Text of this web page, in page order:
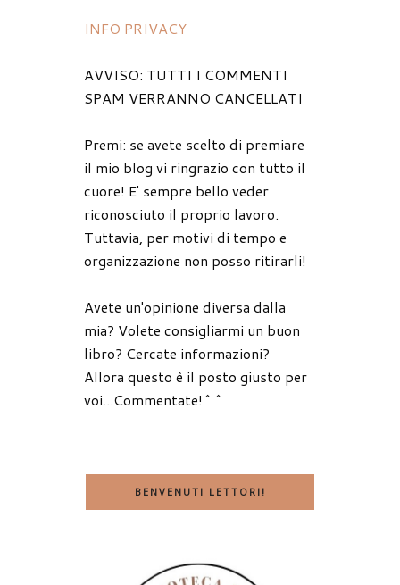
INFO PRIVACY
AVVISO: TUTTI I COMMENTI
SPAM VERRANNO CANCELLATI
Premi: se avete scelto di premiare
il mio blog vi ringrazio con tutto il
cuore! E' sempre bello veder
riconosciuto il proprio lavoro.
Tuttavia, per motivi di tempo e
organizzazione non posso ritirarli!
Avete un'opinione diversa dalla
mia? Volete consigliarmi un buon
libro? Cercate informazioni?
Allora questo è il posto giusto per
voi...Commentate!^^
BENVENUTI LETTORI!